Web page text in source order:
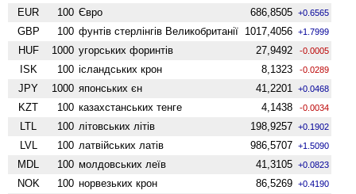
EUR 100 Євро 686,8505 +0.6565
GBP 100 фунтів стерлінгів Велико­британії 1017,4056 +1.7999
HUF 1000 угорських форинтів 27,9492 -0.0005
ISK 100 ісландських крон 8,1323 -0.0289
JPY 1000 японських єн 41,2201 +0.0468
KZT 100 казахстанських тенге 4,1438 -0.0034
LTL 100 літовських літів 198,9257 +0.1902
LVL 100 латвійських латів 986,5707 +1.5090
MDL 100 молдовських леїв 41,3105 +0.0823
NOK 100 норвезьких крон 86,5269 +0.4190